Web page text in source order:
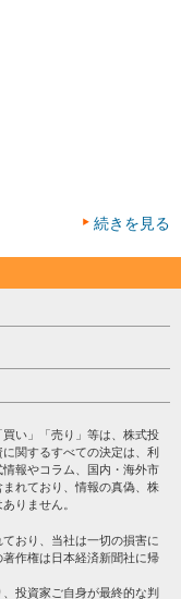
続きを見る
い」「売り」等は、株式投
関するすべての決定は、利
報やコラム、国内・海外市
れており、情報の真偽、株
りません。
おり、当社は一切の損害に
作権は日本経済新聞社に帰
投資家ご自身が最終的な判